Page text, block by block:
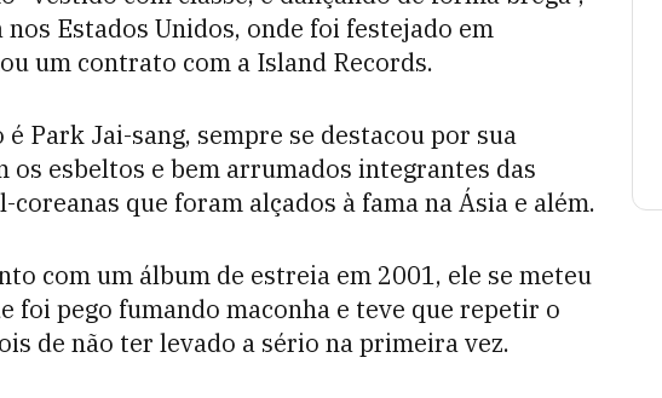
Estados Unidos, onde foi festejado em
um contrato com a Island Records.
Park Jai-sang, sempre se destacou por sua
os esbeltos e bem arrumados integrantes das
que foram alçados à fama na Ásia e além.
com um álbum de estreia em 2001, ele se meteu
foi pego fumando maconha e teve que repetir o
de não ter levado a sério na primeira vez.